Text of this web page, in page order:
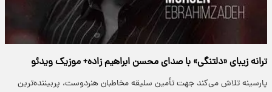
ترانه زیبای «دلتنگی» با صدای محسن ابراهیم زاده+ موزیک ویدئو
پارسینه تلاش می‌کند جهت تأمین سلیقه مخاطبان هنردوست، پربیننده‌ترین